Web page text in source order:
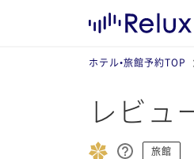
ホテル•旅館予約TOP
レビュ
旅館